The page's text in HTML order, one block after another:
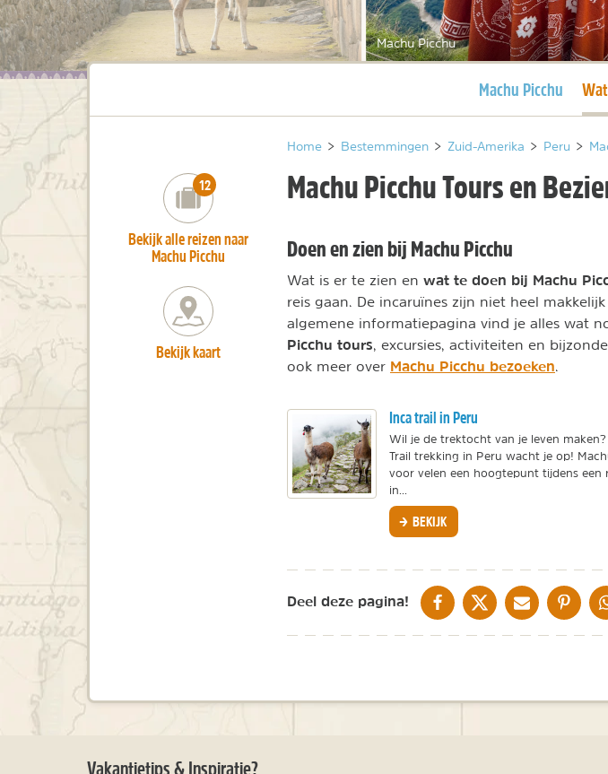
Machu Picchu
Huidige pagina
Machu Picchu
Home > Bestemmingen > Zuid-Amerika > Peru >
Machu Picchu Tours en
Doen en zien bij Machu Picchu
Wat is er te zien en wat te doen bij Machu
reis gaan. De incaruïnes zijn niet heel
algemene informatiepagina vind je alles wat
Picchu tours, excursies, activiteiten en
ook meer over Machu Picchu bezoeken.
Inca trail in Peru
Wil je de trektocht van je leven maken?
Trail trekking in Peru wacht je op!
voor velen een hoogtepunt tijdens een
in...
BEKIJK
Deel deze pagina! DELEN OP FACEBOOK
DELEN OP XDELEN VIA DE
DELEN
number_of_trips:
12
Bekijk alle reizen naar
Machu Picchu
Bekijk kaart
Vakantietips & Inspiratie?